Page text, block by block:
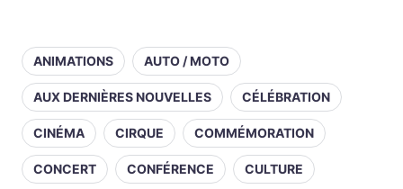
ANIMATIONS AUTO / MOTO
AUX DERNIÈRES NOUVELLES CÉLÉBRATION
CINÉMA CIRQUE COMMÉMORATION
CONCERT CONFÉRENCE CULTURE